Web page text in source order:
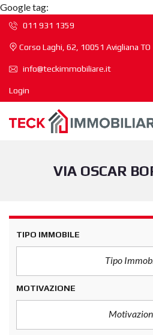
Google tag:
011 931 1359
Corso Laghi, 62, 10051 Avigliana TO
info@teckimmobiliare.it
Login
VIA OSCAR
TIPO IMMOBILE
Tipo
MOTIVAZIONE